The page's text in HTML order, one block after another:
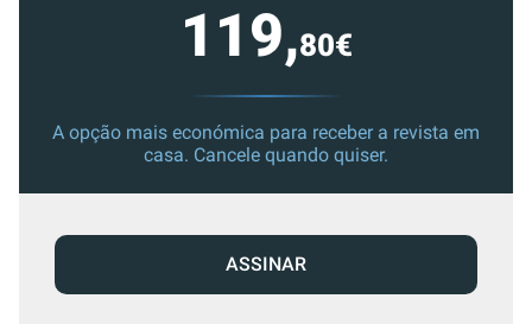
119,80€
A opção mais económica para receber a revista em
casa. Cancele quando quiser.
ASSINAR